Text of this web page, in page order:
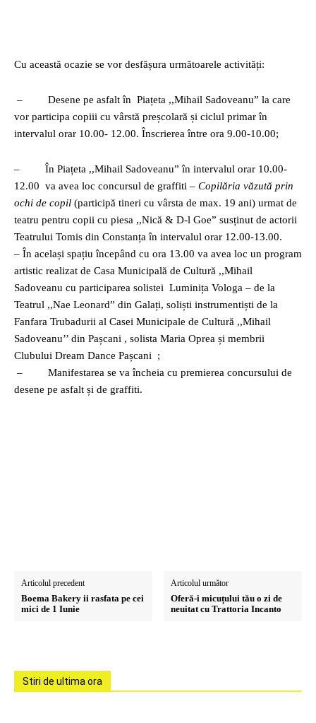
Cu această ocazie se vor desfășura următoarele activități:
– Desene pe asfalt în Piațeta ,,Mihail Sadoveanu” la care
vor participa copiii cu vârstă preșcolară și ciclul primar în
intervalul orar 10.00- 12.00. Înscrierea între ora 9.00-10.00;
– În Piațeta ,,Mihail Sadoveanu” în intervalul orar 10.00-
12.00 va avea loc concursul de graffiti – Copilăria văzută prin
ochi de copil (participă tineri cu vârsta de max. 19 ani) urmat de
teatru pentru copii cu piesa ,,Nică & D-l Goe” susținut de actorii
Teatrului Tomis din Constanța în intervalul orar 12.00-13.00.
– În același spațiu începând cu ora 13.00 va avea loc un program
artistic realizat de Casa Municipală de Cultură ,,Mihail
Sadoveanu cu participarea solistei Luminița Vologa – de la
Teatrul ,,Nae Leonard” din Galați, soliști instrumentiști de la
Fanfara Trubadurii al Casei Municipale de Cultură ,,Mihail
Sadoveanu’’ din Pașcani , solista Maria Oprea și membrii
Clubului Dream Dance Pașcani ;
– Manifestarea se va încheia cu premierea concursului de
desene pe asfalt și de graffiti.
Articolul precedent
Boema Bakery ii rasfata pe cei
mici de 1 Iunie
Articolul următor
Oferă-i micuțului tău o zi de
neuitat cu Trattoria Incanto
Stiri de ultima ora